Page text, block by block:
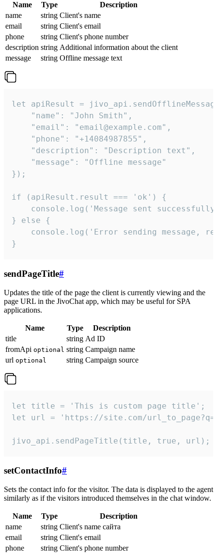
Name Type
Description
name
string Client's name
email
string Client's email
phone
string Client's phone number
description string Additional information about the client
message
string Offline message text
let apiResult =
    "name": "John Smith",
    "email": "email@example.com",
    "phone": "+14084987855",
    "description": "Description text",
    "message": "Offline message"
});
if (apiResult.result === 'ok') {
console.log('Message sent
} else {
console.log('Error sending message,
}
sendPageTitle#
Updates the title of the page the client is currently viewing and the
page URL in the JivoChat app, which may be useful for SPA
applications.
Name Type
Description
title
string Ad ID
fromApi optional string Campaign name
url optional string Campaign source
let title = 'This is custom page title';
let url = 'https://site.com/
jivo_api.sendPageTitle(title, true, url);
setContactInfo#
Sets the contact info for the visitor. The data is displayed to the agent
similarly as if the visitors introduced themselves in the chat window.
Name Type
Description
name
string Client's name сайта
email
string Client's email
phone
string Client's phone number